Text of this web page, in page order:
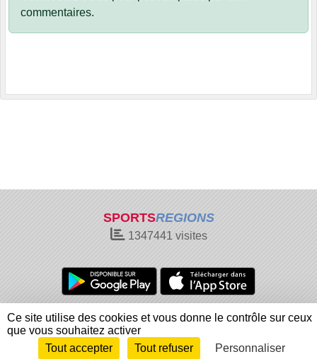
commentaires.
SPORTSREGIONS
1347441 visites
Charte cookies
Gestion des cookies
Informations légales
Signaler un contenu inapproprié
Envie de participer ?
Connexion
Ce site utilise des cookies et vous donne le contrôle sur ceux
que vous souhaitez activer
Tout accepter
Tout refuser Personnaliser